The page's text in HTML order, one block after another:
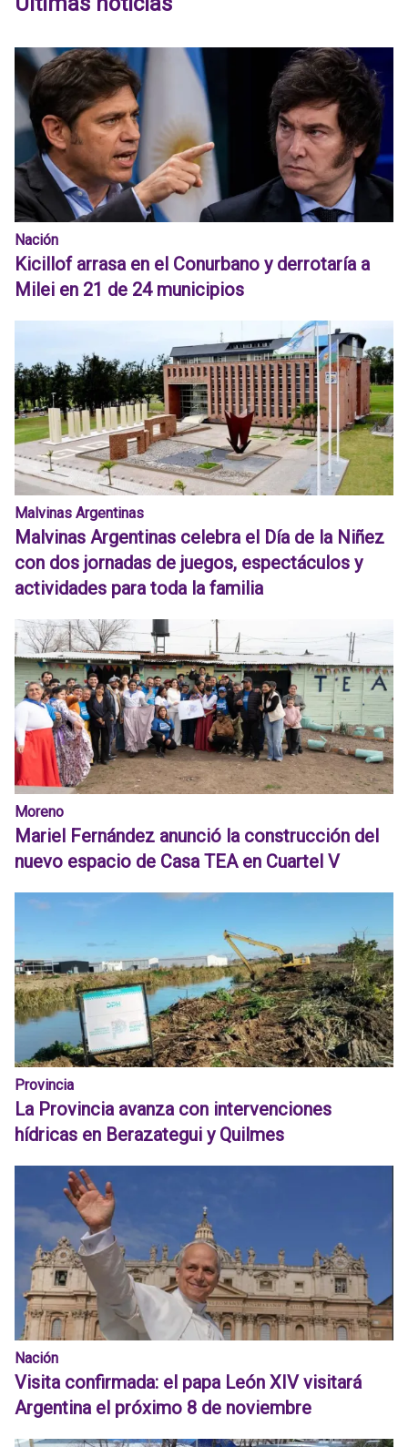
Nación
Kicillof arrasa en el Conurbano y derrotaría a
Milei en 21 de 24 municipios
Malvinas Argentinas
Malvinas Argentinas celebra el Día de la Niñez
con dos jornadas de juegos, espectáculos y
actividades para toda la familia
Moreno
Mariel Fernández anunció la construcción del
nuevo espacio de Casa TEA en Cuartel V
Provincia
La Provincia avanza con intervenciones
hídricas en Berazategui y Quilmes
Nación
Visita confirmada: el papa León XIV visitará
Argentina el próximo 8 de noviembre